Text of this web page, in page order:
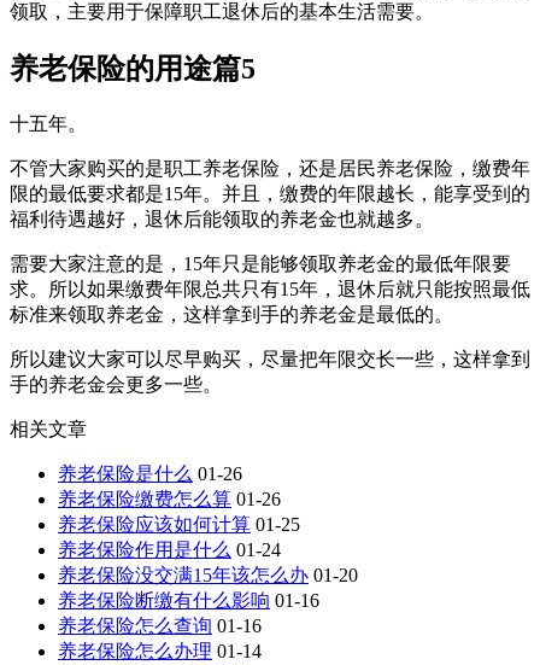
领取，主要用于保障职工退休后的基本生活需要。
养老保险的用途篇5
十五年。
不管大家购买的是职工养老保险，还是居民养老保险，缴费年
限的最低要求都是15年。并且，缴费的年限越长，能享受到的
福利待遇越好，退休后能领取的养老金也就越多。
需要大家注意的是，15年只是能够领取养老金的最低年限要
求。所以如果缴费年限总共只有15年，退休后就只能按照最低
标准来领取养老金，这样拿到手的养老金是最低的。
所以建议大家可以尽早购买，尽量把年限交长一些，这样拿到
手的养老金会更多一些。
相关文章
养老保险是什么 01-26
养老保险缴费怎么算 01-26
养老保险应该如何计算 01-25
养老保险作用是什么 01-24
养老保险没交满15年该怎么办 01-20
养老保险断缴有什么影响 01-16
养老保险怎么查询 01-16
养老保险怎么办理 01-14